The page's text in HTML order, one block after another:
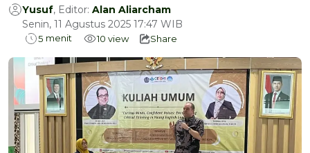
Yusuf, Editor: Alan Aliarcham
Senin, 11 Agustus 2025 17:47 WIB
5 menit 10 view Share